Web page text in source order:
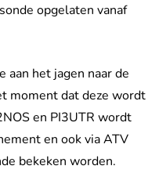
opgelaten vanaf
aan het jagen naar de
moment dat deze wordt
en PI3UTR wordt
en ook via ATV
bekeken worden.